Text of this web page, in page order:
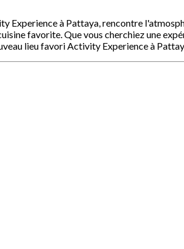
Experience à Pattaya, rencontre
favorite. Que vous cherchiez une
lieu favori Activity Experience à